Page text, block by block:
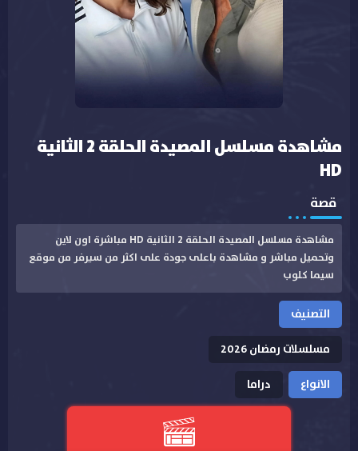
مشاهدة مسلسل المصيدة الحلقة 2 الثانية
HD
قصة
مشاهدة مسلسل المصيدة الحلقة 2 الثانية HD مباشرة اون لاين
وتحميل مباشر و مشاهدة باعلى جودة على اكثر من سيرفر من موقع
سيما كلوب
التصنيف
مسلسلات رمضان 2026
الانواع
دراما